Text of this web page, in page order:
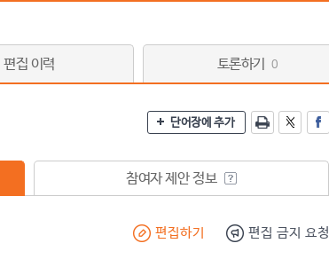
편집 이력 토론하기 0
단어장에 추가
참여자 제안 정보
편집하기 편집 금지 요청